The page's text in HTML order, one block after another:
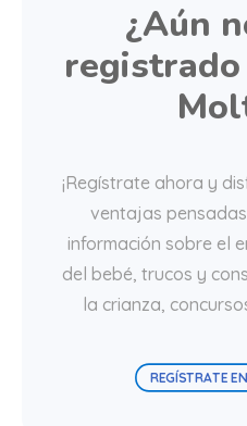
¿Aún
¡Regístrate ahora y
ventajas
información sobre el
del bebé, trucos y
la crianza,
REGÍSTRATE